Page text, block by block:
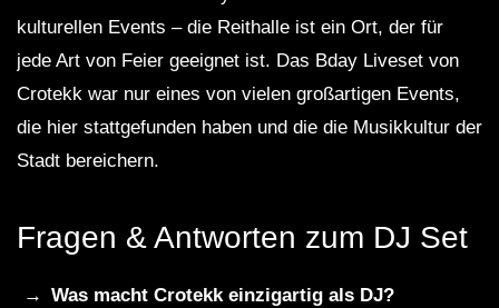
kulturellen Events – die Reithalle ist ein Ort, der für
jede Art von Feier geeignet ist. Das Bday Liveset von
Crotekk war nur eines von vielen großartigen Events,
die hier stattgefunden haben und die die Musikkultur der
Stadt bereichern.
Fragen & Antworten zum DJ Set
Was macht Crotekk einzigartig als DJ?